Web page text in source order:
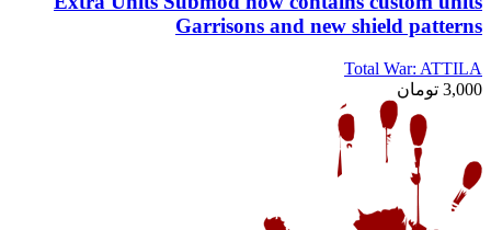
Garrisons and new shield patterns
Total War: ATTILA
3,000 تومان